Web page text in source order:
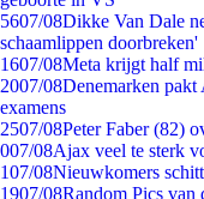
5607/08Dikke Van Dale
schaamlippen doorbreken'
1607/08Meta krijgt half
2007/08Denemarken
examens
2507/08Peter Faber (82)
007/08Ajax veel te sterk
107/08Nieuwkomers
1907/08Random Pics van